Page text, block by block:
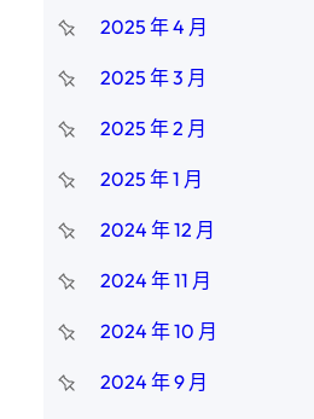
2025 年 4 月
2025 年 3 月
2025 年 2 月
2025 年 1 月
2024 年 12 月
2024 年 11 月
2024 年 10 月
2024 年 9 月